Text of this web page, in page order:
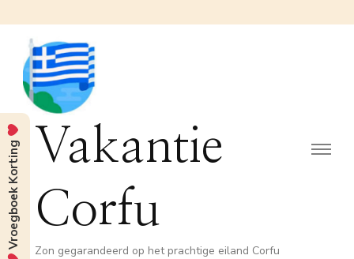
Vakantie
Corfu
Zon gegarandeerd op het prachtige eiland Corfu
Vroegboek Korting